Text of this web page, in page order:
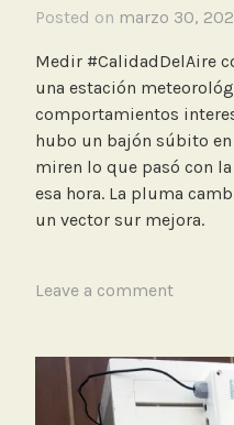
a
r
e
Posted on marzo 30,
Medir #CalidadDelAire
una estación
comportamientos
hubo un bajón súbito
miren lo que pasó con
esa hora. La pluma
un vector sur mejora.
TLeave a comment